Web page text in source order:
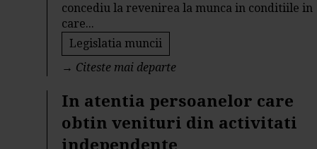
concediu la revenirea la munca in conditiile in
care...
Legislatia muncii
→ Citeste mai departe
In atentia persoanelor care
obtin venituri din activitati
independente